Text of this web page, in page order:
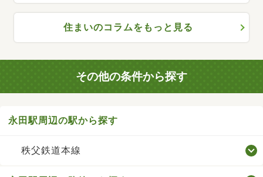
住まいのコラムをもっと見る
その他の条件から探す
永田駅周辺の駅から探す
秩父鉄道本線